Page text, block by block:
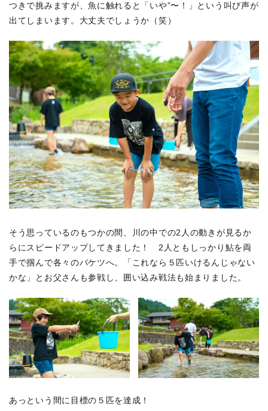
つきで挑みますが、魚に触れると「いや”〜！」という叫び声が
出てしまいます。大丈夫でしょうか（笑）
そう思っているのもつかの間、川の中での2人の動きが見るか
らにスピードアップしてきました！ 2人ともしっかり鮎を両
手で掴んで各々のバケツへ。「これなら５匹いけるんじゃない
かな」とお父さんも参戦し、囲い込み戦法も始まりました。
あっという間に目標の５匹を達成！